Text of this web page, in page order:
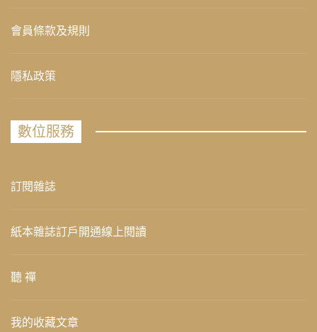
會員條款及規則
隱私政策
數位服務
訂閱雜誌
紙本雜誌訂戶開通線上閱讀
聽 禪
我的收藏文章